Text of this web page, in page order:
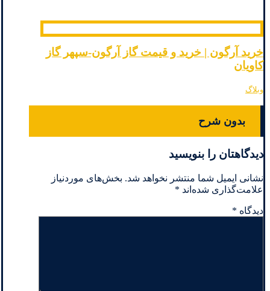
خرید آرگون | خرید و قیمت گاز آرگون-سپهر گاز
کاویان
وبلاگ
بدون شرح
دیدگاهتان را بنویسید
نشانی ایمیل شما منتشر نخواهد شد. بخش‌های موردنیاز
علامت‌گذاری شده‌اند *
دیدگاه *